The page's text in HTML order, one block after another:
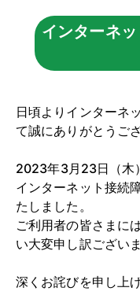
インターネ
日頃よりインターネ
て誠にありがとうご
2023年3月23日（木
インターネット接続
たしました。
ご利用者の皆さまに
い大変申し訳ござい
深くお詫びを申し上げ